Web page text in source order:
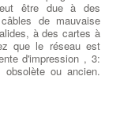
être due à des
de mauvaise
à des cartes à
que le réseau est
d'impression , 3:
obsolète ou ancien.